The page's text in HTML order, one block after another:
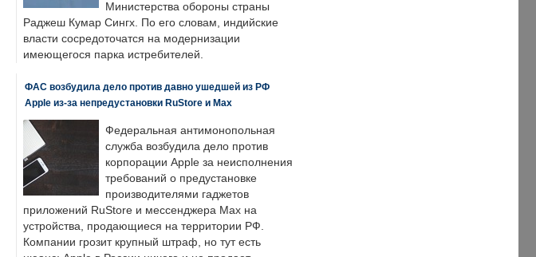
Министерства обороны страны
Раджеш Кумар Сингх. По его словам, индийские
власти сосредоточатся на модернизации
имеющегося парка истребителей.
ФАС возбудила дело против давно ушедшей из РФ
Apple из-за непредустановки RuStore и Max
Федеральная антимонопольная
служба возбудила дело против
корпорации Apple за неисполнения
требований о предустановке
производителями гаджетов
приложений RuStore и мессенджера Max на
устройства, продающиеся на территории РФ.
Компании грозит крупный штраф, но тут есть